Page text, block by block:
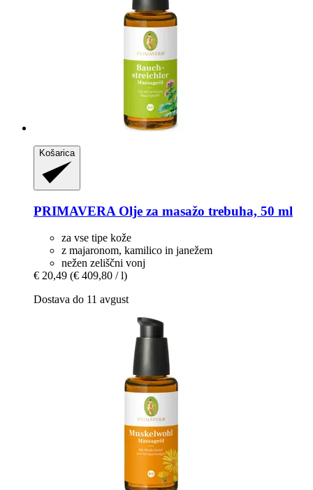
Košarica
PRIMAVERA Olje za masažo trebuha, 50 ml
za vse tipe kože
z majaronom, kamilico in janežem
nežen zeliščni vonj
€ 20,49 (€ 409,80 / l)
Dostava do 11 avgust